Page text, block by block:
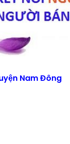
Nam Đông